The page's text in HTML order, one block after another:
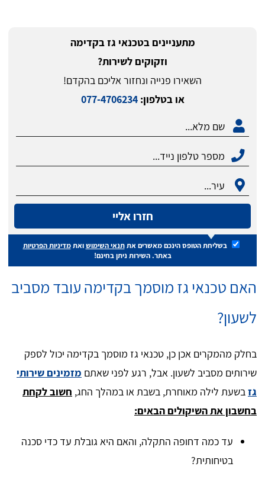
מתעניינים בטכנאי גז בקדימה
וזקוקים לשירות?
השאירו פנייה ונחזור אליכם בהקדם!
או בטלפון:077-4706234
חזרו אליי
בשליחת הטופס הינכם מאשרים אתתנאי השימושואתמדיניות הפרטיות
באתר. השירות ניתן בחינם!
האם טכנאי גז מוסמך בקדימה עובד מסביב
לשעון?
בחלק מהמקרים אכן כן, טכנאי גז מוסמך בקדימה יכול לספק
שירותים מסביב לשעון. אבל, רגע לפני שאתם מזמינים שירותי
גזבשעת לילה מאוחרת, בשבת או במהלך החג, חשוב לקחת
בחשבון את השיקולים הבאים:
עד כמה דחופה התקלה, והאם היא גובלת עד כדי סכנה
בטיחותית?